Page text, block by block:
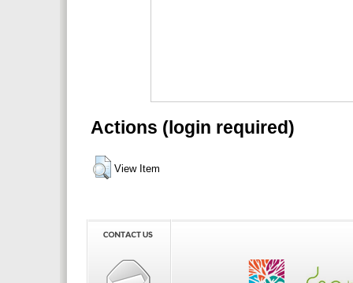
Actions (login required)
View Item